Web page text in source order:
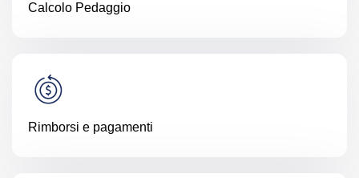
Calcolo Pedaggio
Rimborsi e pagamenti